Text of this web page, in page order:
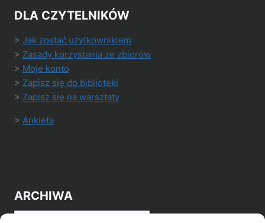
DLA CZYTELNIKÓW
> Jak zostać użytkownikiem
> Zasady korzystania ze zbiorów
> Moje konto
> Zapisz się do biblioteki
> Zapisz się na warsztaty
> Ankieta
ARCHIWA
Archiwa